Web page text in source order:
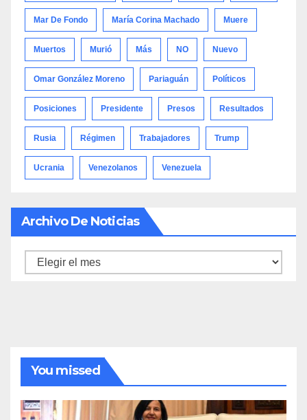
Mar De Fondo María Corina Machado Muere
Muertos Murió Más NO Nuevo
Omar González Moreno Pariaguán Políticos
Posiciones Presidente Presos Resultados
Rusia Régimen Trabajadores Trump
Ucrania Venezolanos Venezuela
Archivo De Noticias
Archivo
You missed